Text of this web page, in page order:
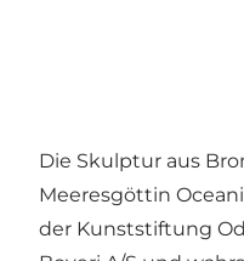
Die Skulptur aus
Meeresgöttin
der Kunststiftung